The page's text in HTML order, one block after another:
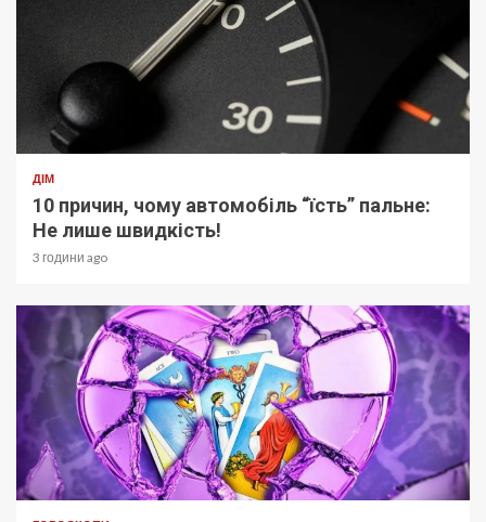
ДІМ
10 причин, чому автомобіль “їсть” пальне:
Не лише швидкість!
3 години ago